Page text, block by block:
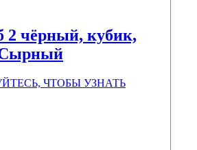
2 чёрный, кубик,
Сырный
ЧТОБЫ УЗНАТЬ